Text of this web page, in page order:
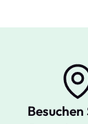
Besuchen